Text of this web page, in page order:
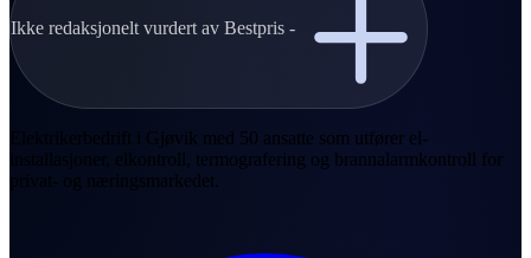
Ikke redaksjonelt vurdert av Bestpris -
Elektrikerbedrift i Gjøvik med 50 ansatte som utfører el-
installasjoner, elkontroll, termografering og brannalarmkontroll for
privat- og næringsmarkedet.